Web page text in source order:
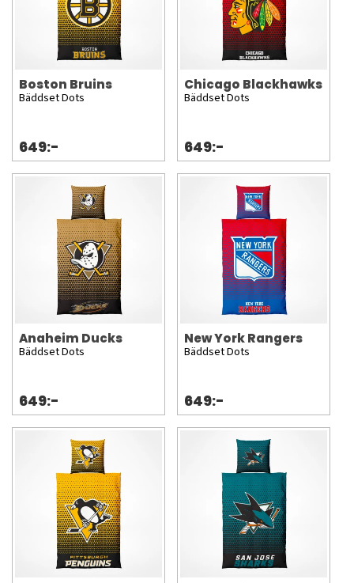
Boston Bruins
Bäddset Dots
649:-
Chicago Blackhawks
Bäddset Dots
649:-
Anaheim Ducks
Bäddset Dots
649:-
New York Rangers
Bäddset Dots
649:-